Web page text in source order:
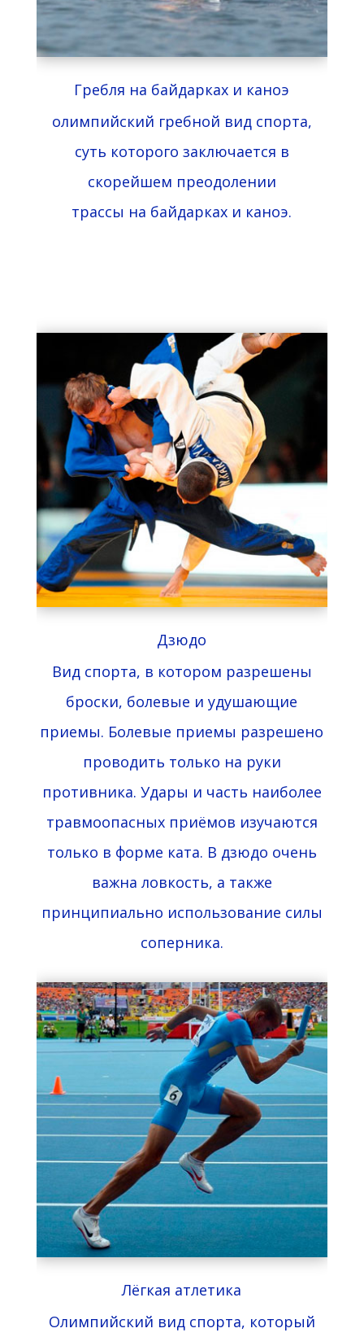
Гребля на байдарках и каноэ
олимпийский гребной вид спорта,
суть которого заключается в
скорейшем преодолении
трассы на байдарках и каноэ.
Дзюдо
Вид спорта, в котором разрешены
броски, болевые и удушающие
приемы. Болевые приемы разрешено
проводить только на руки
противника. Удары и часть наиболее
травмоопасных приёмов изучаются
только в форме ката. В дзюдо очень
важна ловкость, а также
принципиально использование силы
соперника.
Лёгкая атлетика
Олимпийский вид спорта, который